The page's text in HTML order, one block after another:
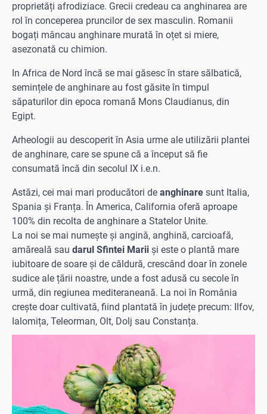
proprietăți afrodiziace. Grecii credeau ca anghinarea are
rol în conceperea pruncilor de sex masculin. Romanii
bogați mâncau anghinare murată în oțet si miere,
asezonată cu chimion.
In Africa de Nord încă se mai găsesc în stare sălbatică,
semințele de anghinare au fost găsite în timpul
săpaturilor din epoca romană Mons Claudianus, din
Egipt.
Arheologii au descoperit în Asia urme ale utilizării plantei
de anghinare, care se spune că a început să fie
consumată încă din secolul IX i.e.n.
Astăzi, cei mai mari producători de anghinare sunt Italia,
Spania și Franța. În America, California oferă aproape
100% din recolta de anghinare a Statelor Unite.
La noi se mai numește și angină, anghină, carcioafă,
amăreală sau darul Sfintei Marii și este o plantă mare
iubitoare de soare și de căldură, crescând doar în zonele
sudice ale țării noastre, unde a fost adusă cu secole în
urmă, din regiunea mediteraneană. La noi în România
crește doar cultivată, fiind plan­tată în județe precum: Ilfov,
Ialomița, Teleor­man, Olt, Dolj sau Constanța.